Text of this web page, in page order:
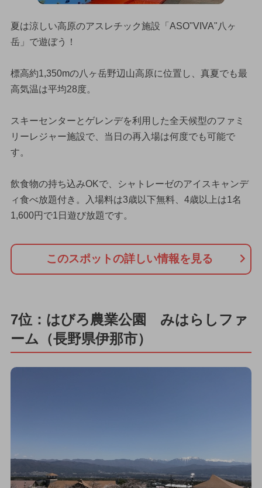
夏は涼しい高原のアスレチック施設「ASO"VIVA"八ヶ
岳」で遊ぼう！
標高約1,350mの八ヶ岳野辺山高原に位置し、真夏でも最
高気温は平均28度。
スキーセンターとゲレンデを利用した全天候型のファミ
リーレジャー施設で、当日の再入場は何度でも可能で
す。
飲食物の持ち込みOKで、シャトレーゼのアイスキャンデ
ィ食べ放題付き。入場料は3歳以下無料、4歳以上は1名
1,600円で1日遊び放題です。
このスポットの詳しい情報を見る
7位：はびろ農業公園 みはらしファ
ーム（長野県伊那市）